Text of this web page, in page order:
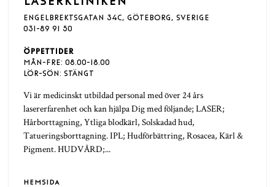
ENGELBREKTSGATAN 34C, GÖTEBORG, SVERIGE
031-89 91 50
ÖPPETTIDER
MÅN-FRE: 08.00-18.00
LÖR-SÖN: STÄNGT
Vi är medicinskt utbildad personal med över 24 års
lasererfarenhet och kan hjälpa Dig med följande; LASER;
Hårborttagning, Ytliga blodkärl, Solskadad hud,
Tatueringsborttagning. IPL; Hudförbättring, Rosacea, Kärl &
Pigment. HUDVÅRD;...
HEMSIDA